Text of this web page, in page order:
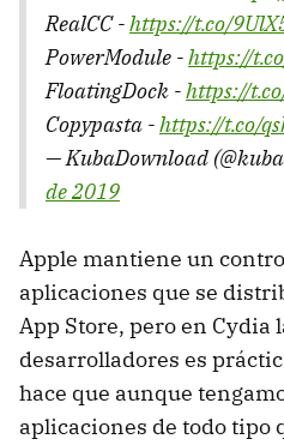
RealCC -https://t.co/
PowerModule -https://
FloatingDock -https://
Copypasta -https://t.co/
— KubaDownload
de 2019
Apple mantiene un
aplicaciones que se
App Store, pero en Cydia
desarrolladores es
hace que aunque
aplicaciones de todo tipo